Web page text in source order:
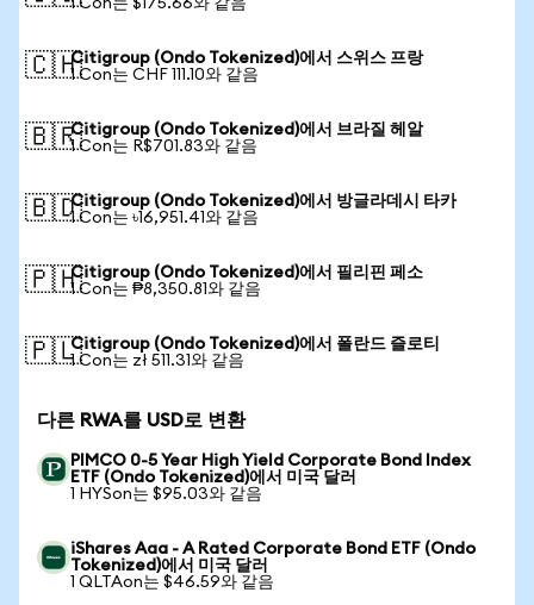
1 Con는 $175.66와 같음
🇨🇭Citigroup (Ondo Tokenized)에서 스위스 프랑
1 Con는 CHF 111.10와 같음
🇧🇷Citigroup (Ondo Tokenized)에서 브라질 헤알
1 Con는 R$701.83와 같음
🇧🇩Citigroup (Ondo Tokenized)에서 방글라데시 타카
1 Con는 ৳16,951.41와 같음
🇵🇭Citigroup (Ondo Tokenized)에서 필리핀 페소
1 Con는 ₱8,350.81와 같음
🇵🇱Citigroup (Ondo Tokenized)에서 폴란드 즐로티
1 Con는 zł 511.31와 같음
다른 RWA를 USD로 변환
PIMCO 0-5 Year High Yield Corporate Bond Index
ETF (Ondo Tokenized)에서 미국 달러
1 HYSon는 $95.03와 같음
iShares Aaa - A Rated Corporate Bond ETF (Ondo
Tokenized)에서 미국 달러
1 QLTAon는 $46.59와 같음